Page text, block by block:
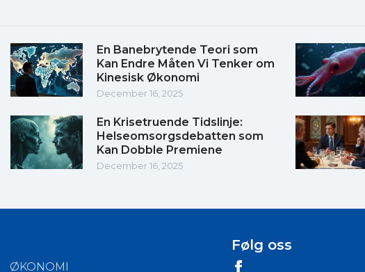
En Banebrytende Teori som
Kan Endre Måten Vi Tenker om
Kinesisk Økonomi
December 16, 2025
En Krisetruende Tidslinje:
Helseomsorgsdebatten som
Kan Dobble Premiene
December 16, 2025
ØKONOMI
Følg oss